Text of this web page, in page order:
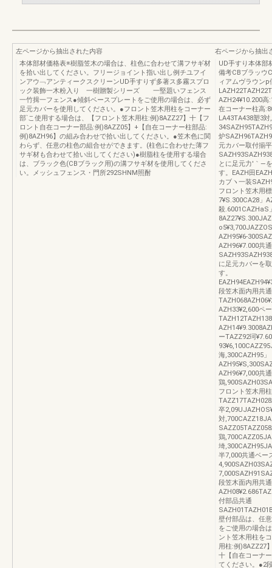
左ページから抽出された内容
本体部材価格表※樹脂笠木の場合は、柱色に合わせて溝フサギ材
を拾い出してください。フリージョイント指い出し例チユフイ
ンアウ﹁アンティークスクリーンUD手すりず多著ス多霧スプロ
ック装飾一木粉入り 一樹贈製シリーズ 一堅題いフェンス
一竹揖一フェンス●傾斜ベースプレートをご使用の場合は、必ず
足元カバーを使用してください。●フロント笠木用柱をコーナー
部`こ使用する場合は、【フロント笠木用柱:例)8AZZ27】十【フ
ロント自在コーナー部品:例)8AZZ05】+【自在コーナー柱部品:
例)8AZH96】の組み合わせで拾い出してください。●笠木色に関
わらず、任意の柱色の組合せができます。(柱色に合わせた薄フ
サギ材も合わせて拾い出してください)●樹脂柱を使用する場合
は、ブラック色(CBブラック用)の溝フサギ材を使用してくださ
い。メッシュフェンス・門所292SHNM照酎
右ページから抽出
UD手すり本体部
備考CBブラッウ
ィアムヴラウン
AZH24¥10.200高
在コーナー柱高
LA43TA438塑3
炉
元カバー取付揃
とに足元力′｀―
す。EAZH田
カブヽ一装
フロント笠木用
7¥S.300CA28」
殺.6001CAZHaS
AZH96¥7.000共通
に足元カバーを
す。
段笠木面内用共通
AZH33¥2,600ペ
ーTAZZ92珂
海,300CAZH95」
AZH96¥7,000共
鶏
フロント笠木用
卒
対
鶏
埼
半7,000共通ベー
段笠木面内用共
付部品共通
壁付部品は、任
をご使用の場合
ント笠木用柱を
用柱:例)8AZZ27
十【自在コーナ
てください。●2